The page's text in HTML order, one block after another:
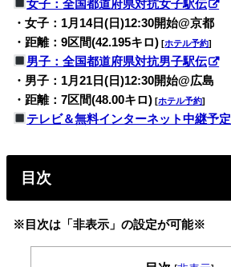
女子：全国都道府県対抗女子駅伝
・女子：1月14日(日)12:30開始@京都
・距離：9区間(42.195キロ) [ホテル予約]
男子：全国都道府県対抗男子駅伝
・男子：1月21日(日)12:30開始@広島
・距離：7区間(48.00キロ) [ホテル予約]
テレビ＆無料インターネット中継予定
目次
※目次は「非表示」の設定が可能※